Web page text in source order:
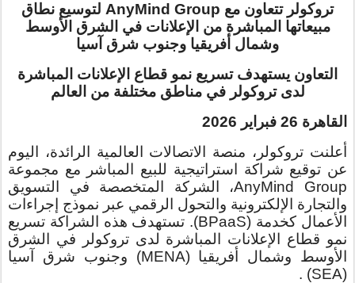
تروكولر تتعاون مع AnyMind Group لتوسيع نطاق
مبيعاتها المباشرة من الإعلانات في الشرق الأوسط
وشمال أفريقيا وجنوب شرق آسيا
التعاون يستهدف تسريع نمو قطاع الإعلانات المباشرة
لدى تروكولر في مناطق مختلفة من العالم
القاهرة 26 فبراير 2026
أعلنت تروكولر، منصة الاتصالات العالمية الرائدة، اليوم
عن توقيع شراكة استراتيجية للبيع المباشر مع مجموعة
AnyMind Group، الشركة المتخصصة في التسويق
والتجارة الإلكترونية والتحول الرقمي عبر نموذج إجراءات
الأعمال كخدمة (BPaaS). تستهدف هذه الشراكة تسريع
نمو قطاع الإعلانات المباشرة لدى تروكولر في الشرق
الأوسط وشمال أفريقيا (MENA) وجنوب شرق آسيا
(SEA) .